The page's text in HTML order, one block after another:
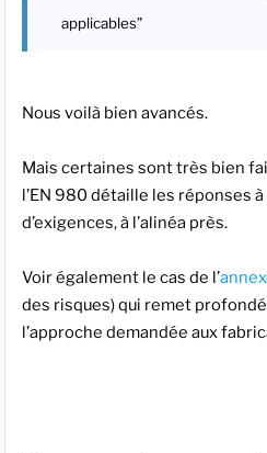
applicables”
Nous voilà bien avancés.
Mais certaines sont très bien
l’EN 980 détaille les réponses
d’exigences, à l’alinéa près.
Voir également le cas de l’
des risques) qui remet
l’approche demandée aux